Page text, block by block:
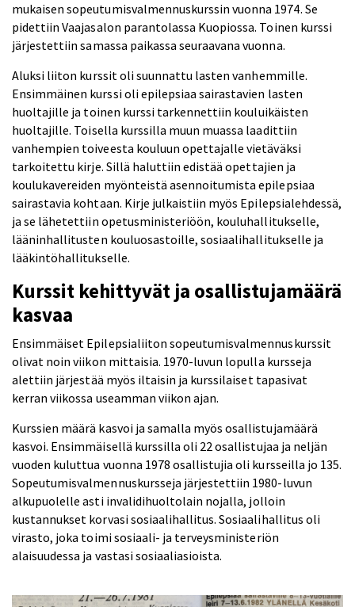
mukaisen sopeutumisvalmennuskurssin vuonna 1974. Se
pidettiin Vaajasalon parantolassa Kuopiossa. Toinen kurssi
järjestettiin samassa paikassa seuraavana vuonna.
Aluksi liiton kurssit oli suunnattu lasten vanhemmille.
Ensimmäinen kurssi oli epilepsiaa sairastavien lasten
huoltajille ja toinen kurssi tarkennettiin kouluikäisten
huoltajille. Toisella kurssilla muun muassa laadittiin
vanhempien toiveesta kouluun opettajalle vietäväksi
tarkoitettu kirje. Sillä haluttiin edistää opettajien ja
koulukavereiden myönteistä asennoitumista epilepsiaa
sairastavia kohtaan. Kirje julkaistiin myös Epilepsialehdessä,
ja se lähetettiin opetusministeriöön, kouluhallitukselle,
lääninhallitusten kouluosastoille, sosiaalihallitukselle ja
lääkintöhallitukselle.
Kurssit kehittyvät ja osallistujamäärä
kasvaa
Ensimmäiset Epilepsialiiton sopeutumisvalmennuskurssit
olivat noin viikon mittaisia. 1970-luvun lopulla kursseja
alettiin järjestää myös iltaisin ja kurssilaiset tapasivat
kerran viikossa useamman viikon ajan.
Kurssien määrä kasvoi ja samalla myös osallistujamäärä
kasvoi. Ensimmäisellä kurssilla oli 22 osallistujaa ja neljän
vuoden kuluttua vuonna 1978 osallistujia oli kursseilla jo 135.
Sopeutumisvalmennuskursseja järjestettiin 1980-luvun
alkupuolelle asti invalidihuoltolain nojalla, jolloin
kustannukset korvasi sosiaalihallitus. Sosiaalihallitus oli
virasto, joka toimi sosiaali- ja terveysministeriön
alaisuudessa ja vastasi sosiaaliasioista.